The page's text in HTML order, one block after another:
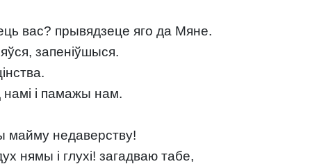
вас? прывядзеце яго да Мяне.
запеніўшыся.
намі і памажы нам.
майму недаверству!
нямы і глухі! загадваю табе,